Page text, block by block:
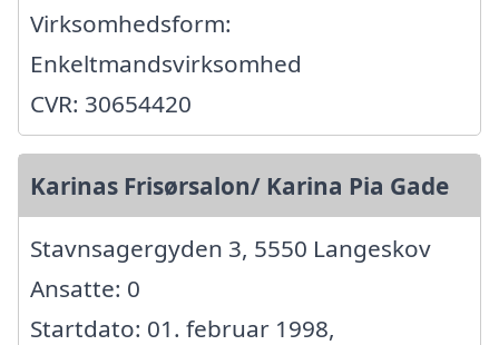
Virksomhedsform:
Enkeltmandsvirksomhed
CVR: 30654420
Karinas Frisørsalon/ Karina Pia Gade
Stavnsagergyden 3, 5550 Langeskov
Ansatte: 0
Startdato: 01. februar 1998,